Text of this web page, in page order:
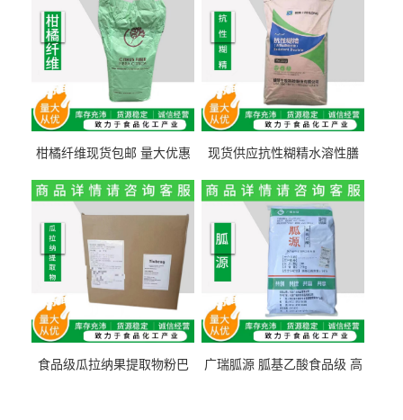
柑橘纤维现货包邮 量大优惠
现货供应抗性糊精水溶性膳
量1kg包邮
食品级瓜拉纳果提取物粉巴
广瑞胍源 胍基乙酸食品级 高